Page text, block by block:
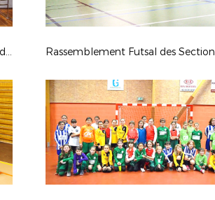
Photos officielles Section Camille Claudel de Blois